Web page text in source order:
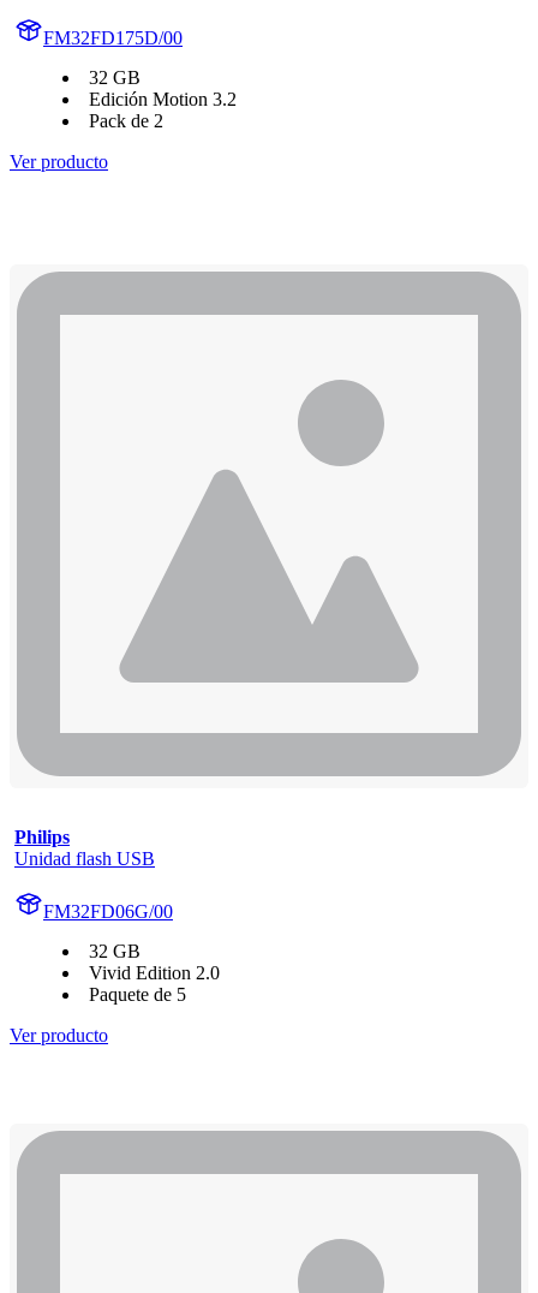
FM32FD175D/00
32 GB
Edición Motion 3.2
Pack de 2
Ver producto
Philips
Unidad flash USB
FM32FD06G/00
32 GB
Vivid Edition 2.0
Paquete de 5
Ver producto